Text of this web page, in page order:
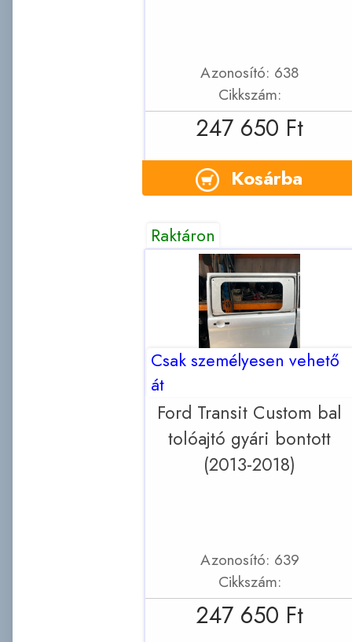
Azonosító: 638
Cikkszám:
247 650 Ft
Kosárba
Raktáron
Csak személyesen vehető
át
Ford Transit Custom bal
tolóajtó gyári bontott
(2013-2018)
Azonosító: 639
Cikkszám:
247 650 Ft